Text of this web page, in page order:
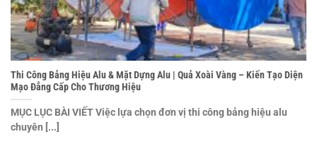
Thi Công Bảng Hiệu Alu & Mặt Dựng Alu | Quả Xoài Vàng – Kiến Tạo Diện
Mạo Đẳng Cấp Cho Thương Hiệu
MỤC LỤC BÀI VIẾT Việc lựa chọn đơn vị thi công bảng hiệu alu
chuyên [...]